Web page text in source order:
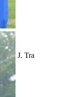
J. Tra